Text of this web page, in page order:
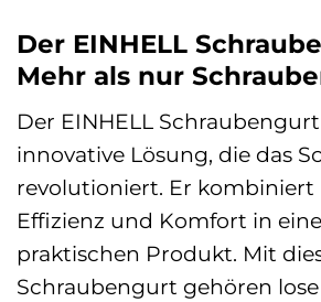
Der EINHELL
Mehr als nur
Der EINHELL
innovative Lösung, die das
revolutioniert. Er kombiniert
Effizienz und Komfort in
praktischen Produkt. Mit
Schraubengurt gehören